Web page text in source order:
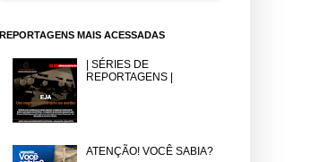
REPORTAGENS MAIS ACESSADAS
| SÉRIES DE
REPORTAGENS |
ATENÇÃO! VOCÊ SABIA?